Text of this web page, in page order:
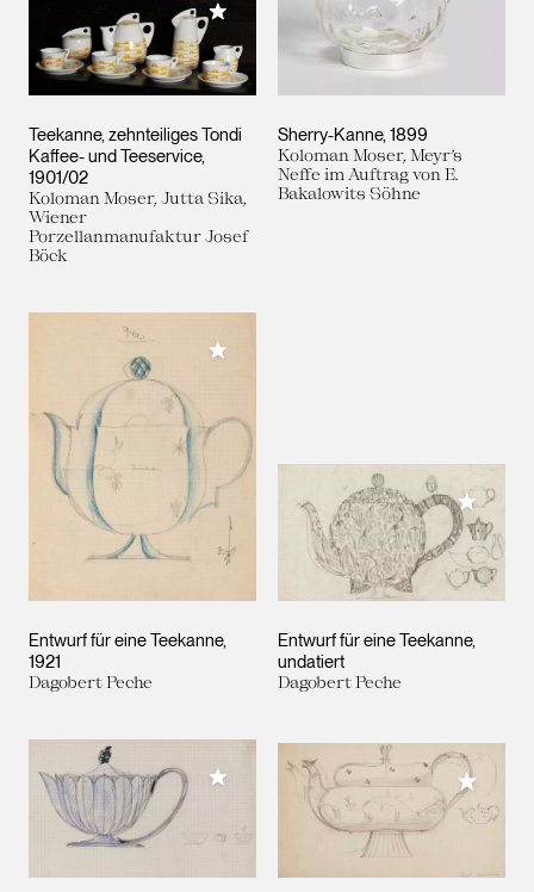
Teekanne, zehnteiliges Tondi
Kaffee- und Teeservice
1901/02
Koloman Moser, Jutta Sika,
Wiener
Porzellanmanufaktur Josef
Böck
Meiner Sammlung hinzufügen
Sherry-Kanne 1899
Koloman Moser, Meyr’s
Neffe im Auftrag von E.
Bakalowits Söhne
Entwurf für eine Teekanne
1921
Dagobert Peche
Meiner Sammlung hinzufügen
Entwurf für eine Teekanne
undatiert
Dagobert Peche
Meiner
Meiner Sammlung hinzufügen Meiner